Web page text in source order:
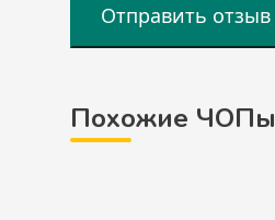
Отправить отзыв
Похожие ЧОПы